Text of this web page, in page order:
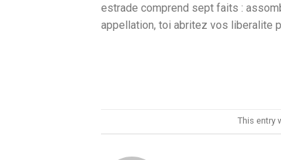
estrade comprend sept faits :
appellation, toi abritez vos liberalite
This entry